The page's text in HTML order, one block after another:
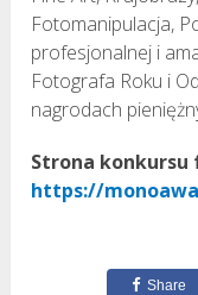
Fotomanipulacja,
profesjonalnej i
Fotografa Roku i
nagrodach
Strona
https://
Share